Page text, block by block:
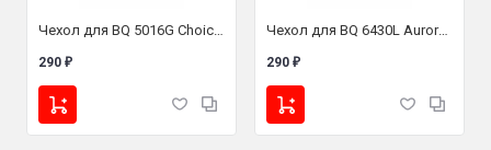
Чехол для BQ 5016G Choice / BQ 5046L Choice LTE (силикон прозрачный)
290 ₽
Чехол для BQ 6430L Aurora (силикон прозрачный)
290 ₽